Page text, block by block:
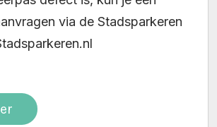
via de Stadsparkeren